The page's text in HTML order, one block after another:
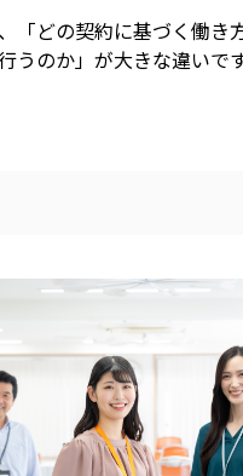
「どの契約に基づく働き
うのか」が大きな違いです